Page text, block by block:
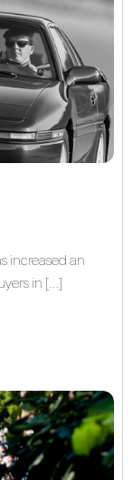
increased an
in […]